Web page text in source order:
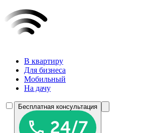
В квартиру
Для бизнеса
Мобильный
На дачу
Бесплатная консультация